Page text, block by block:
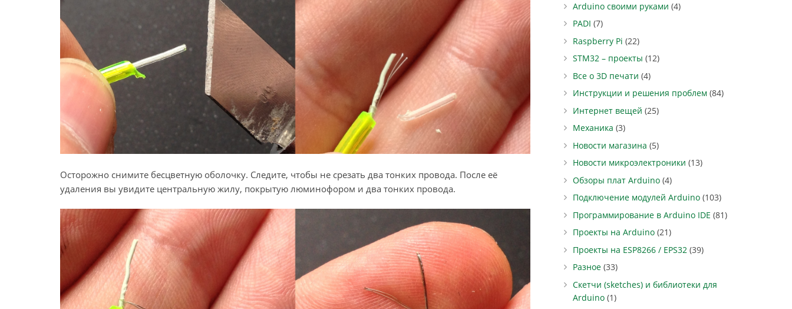
Осторожно снимите бесцветную оболочку. Следите, чтобы не срезать два тонких провода. После её
удаления вы увидите центральную жилу, покрытую люминофором и два тонких провода.
Arduino своими руками (4)
PADI (7)
Raspberry Pi (22)
STM32 – проекты (12)
Все о 3D печати (4)
Инструкции и решения проблем (84)
Интернет вещей (25)
Механика (3)
Новости магазина (5)
Новости микроэлектроники (13)
Обзоры плат Arduino (4)
Подключение модулей Arduino (103)
Программирование в Arduino IDE (81)
Проекты на Arduino (21)
Проекты на ESP8266 / EPS32 (39)
Разное (33)
Скетчи (sketches) и библиотеки для
Arduino (1)